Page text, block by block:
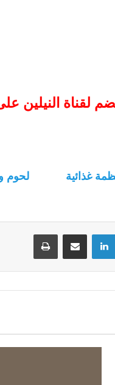
لقناة النيلين
غذائية لحوم
لينكدإن